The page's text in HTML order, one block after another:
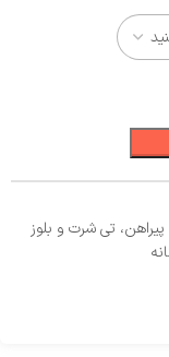
پیراهن، تی شرت و بلوز